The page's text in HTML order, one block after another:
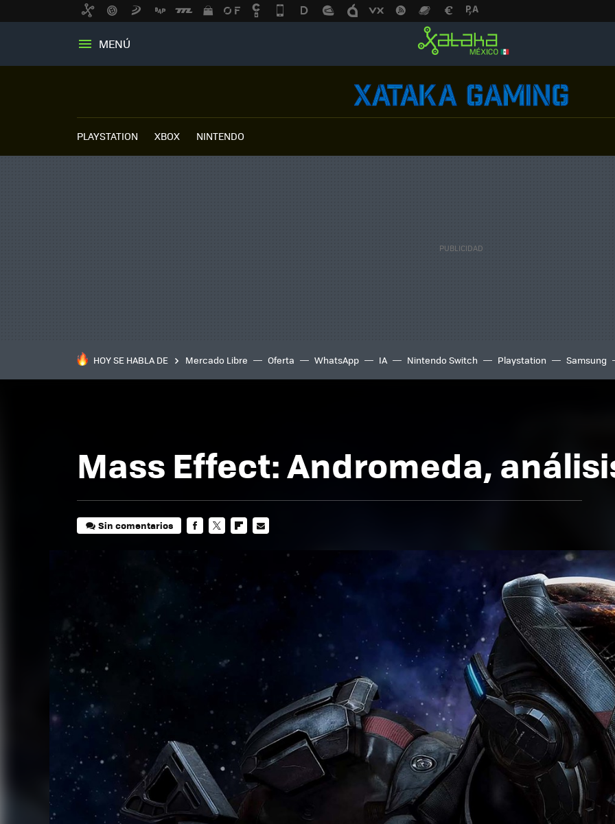
MENÚ
PLAYSTATION XBOX NINTENDO
HOY SE HABLA DE Mercado Libre Oferta WhatsApp IA Nintendo Switch Playstation Samsung
Mass Effect: Andromeda,
Sin comentarios